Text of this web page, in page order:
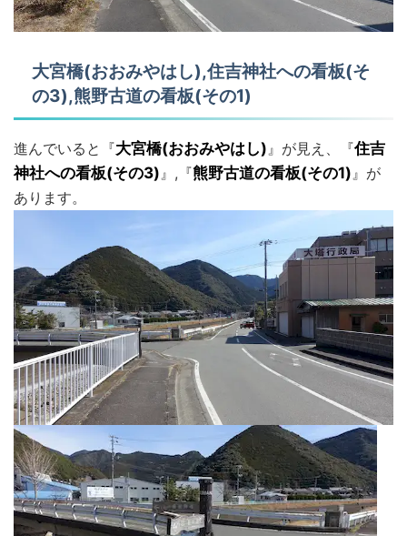
大宮橋(おおみやはし),住吉神社への看板(そ
の3),熊野古道の看板(その1)
進んでいると『大宮橋(おおみやはし)』が見え、『住吉
神社への看板(その3)』,『熊野古道の看板(その1)』が
あります。